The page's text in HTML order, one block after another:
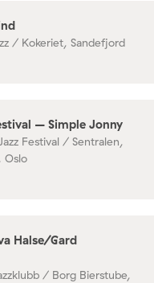
/ Kokeriet, Sandefjord
– Simple Jonny
Festival / Sentralen,
Oslo
Halse/Gard
/ Borg Bierstube,